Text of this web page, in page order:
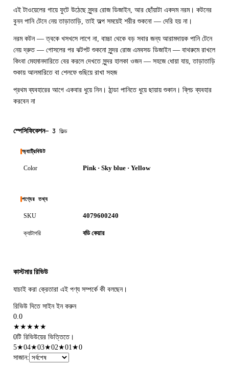
এই টাওয়েলের গায়ে ফুটে উঠেছে সুন্দর রোজ ডিজাইন, আর ছোঁয়াটা একদম নরম। কটনের
বুনন পানি টেনে নেয় তাড়াতাড়ি, তাই অল্প সময়েই শরীর শুকনো — দেরি হয় না।
নরম কটন — ত্বকে খসখসে লাগে না, বাচ্চা থেকে বড় সবার জন্য আরামদায়ক পানি টেনে
নেয় দ্রুত — গোসলের পর ঝটপট শুকনো সুন্দর রোজ এমবসড ডিজাইন — বাথরুমে রাখলে
কিংবা মেহমানদারিতে বের করলে দেখতে সুন্দর হালকা ওজন — সহজে ধোয়া যায়, তাড়াতাড়ি
শুকায় আলমারিতে বা শেলফে গুছিয়ে রাখা সহজ
প্রথম ব্যবহারের আগে একবার ধুয়ে নিন। ঠান্ডা পানিতে ধুয়ে ছায়ায় শুকান। ব্লিচ ব্যবহার
করবেন না
স্পেসিফিকেশন—3 ফিল্ড
অ্যাট্রিবিউট
Color Pink · Sky blue · Yellow
পণ্যের তথ্য
SKU 4079600240
ক্যাটাগরি বডি কেয়ার
কাস্টমার রিভিউ
যাচাই করা ক্রেতারা এই পণ্য সম্পর্কে কী বলছেন।
রিভিউ দিতে সাইন ইন করুন
0.0
★★★★★
0টি রিভিউয়ের ভিত্তিতে।
5★04★03★02★01★0
সাজান: